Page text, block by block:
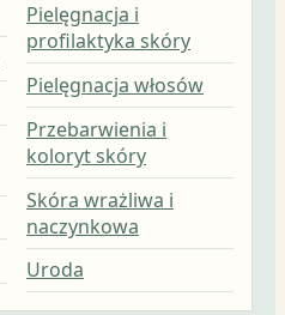
Pielęgnacja i
profilaktyka skóry
Pielęgnacja włosów
Przebarwienia i
koloryt skóry
Skóra wrażliwa i
naczynkowa
Uroda